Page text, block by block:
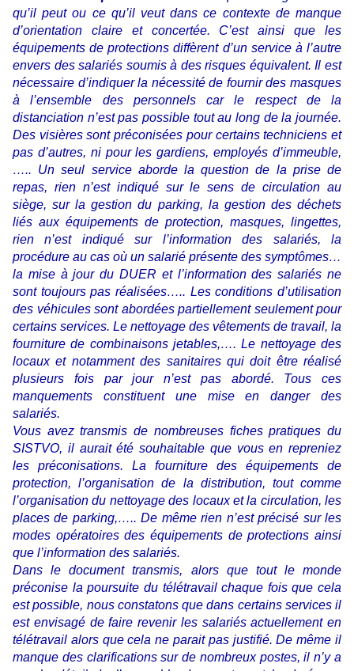
qu’il peut ou ce qu’il veut dans ce contexte de manque
d’orientation claire et concertée. C’est ainsi que les
équipements de protections diffèrent d’un service à l’autre
envers des salariés soumis à des risques équivalent. Il est
nécessaire d’indiquer la nécessité de fournir des masques
à l’ensemble des personnels car le respect de la
distanciation n’est pas possible tout au long de la journée.
Des visières sont préconisées pour certains techniciens et
pas d’autres, ni pour les gardiens, employés d’immeuble,
….. Un seul service aborde la question de la prise de
repas, rien n’est indiqué sur le sens de circulation au
siège, sur la gestion du parking, la gestion des déchets
liés aux équipements de protection, masques, lingettes,
rien n’est indiqué sur l’information des salariés, la
procédure au cas où un salarié présente des symptômes…
la mise à jour du DUER et l’information des salariés ne
sont toujours pas réalisées….. Les conditions d’utilisation
des véhicules sont abordées partiellement seulement pour
certains services. Le nettoyage des vêtements de travail, la
fourniture de combinaisons jetables,…. Le nettoyage des
locaux et notamment des sanitaires qui doit être réalisé
plusieurs fois par jour n’est pas abordé. Tous ces
manquements constituent une mise en danger des
salariés.
Vous avez transmis de nombreuses fiches pratiques du
SISTVO, il aurait été souhaitable que vous en repreniez
les préconisations. La fourniture des équipements de
protection, l’organisation de la distribution, tout comme
l’organisation du nettoyage des locaux et la circulation, les
places de parking,….. De même rien n’est précisé sur les
modes opératoires des équipements de protections ainsi
que l’information des salariés.
Dans le document transmis, alors que tout le monde
préconise la poursuite du télétravail chaque fois que cela
est possible, nous constatons que dans certains services il
est envisagé de faire revenir les salariés actuellement en
télétravail alors que cela ne parait pas justifié. De même il
manque des clarifications sur de nombreux postes, il n’y a